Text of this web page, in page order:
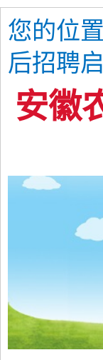
您的位置
后招聘
安徽